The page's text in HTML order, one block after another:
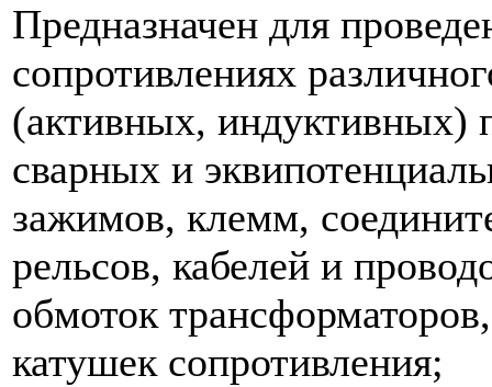
Предназначен для
сопротивлениях
(активных, индуктивных)
сварных и
зажимов, клемм,
рельсов, кабелей и
обмоток
катушек сопротивления;